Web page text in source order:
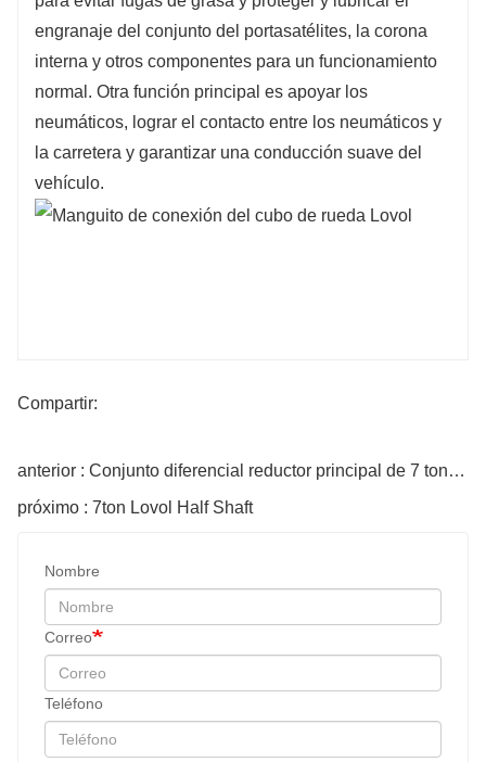
engranaje del conjunto del portasatélites, la corona
interna y otros componentes para un funcionamiento
normal. Otra función principal es apoyar los
neumáticos, lograr el contacto entre los neumáticos y
la carretera y garantizar una conducción suave del
vehículo.
Compartir:
anterior : Conjunto diferencial reductor principal de 7 toneladas
próximo : 7ton Lovol Half Shaft
Nombre
Correo
Teléfono